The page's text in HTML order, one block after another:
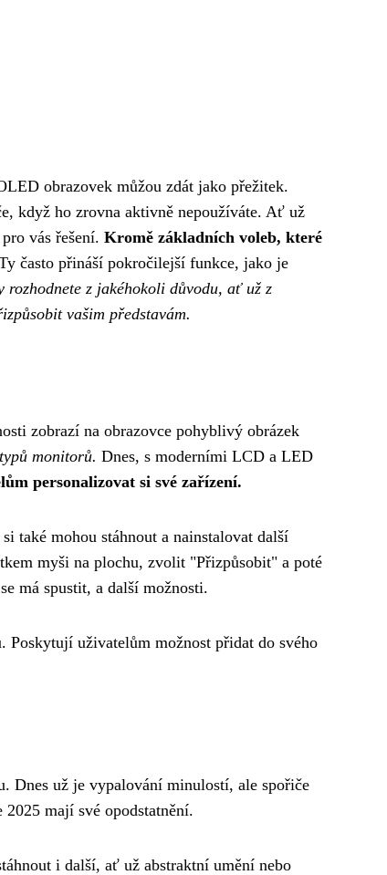
obrazovek můžou zdát jako přežitek.
když ho zrovna aktivně nepoužíváte. Ať už
vás řešení. Kromě základních voleb, které
často přináší pokročilejší funkce, jako je
rozhodnete z jakéhokoli důvodu, ať už z
vašim představám.
zobrazí na obrazovce pohyblivý obrázek
monitorů. Dnes, s moderními LCD a LED
personalizovat si své zařízení.
také mohou stáhnout a nainstalovat další
myši na plochu, zvolit "Přizpůsobit" a poté
má spustit, a další možnosti.
uživatelům možnost přidat do svého
Dnes už je vypalování minulostí, ale spořiče
mají své opodstatnění.
i další, ať už abstraktní umění nebo